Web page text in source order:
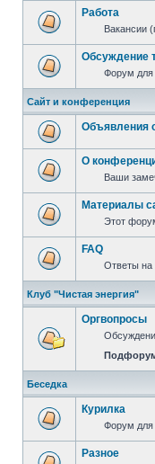
Работа
Вакансии
Обсуждение
Форум для
Сайт и конференция
Объявления
О
Ваши
Материалы
Этот
FAQ
Ответы на
Клуб "Чистая энергия"
Оргвопросы
Беседка
Курилка
Форум для
Разное